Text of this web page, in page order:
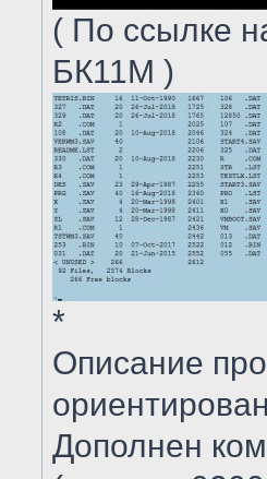
( По ссылке
БК11М )
*
Описание
Дополнен